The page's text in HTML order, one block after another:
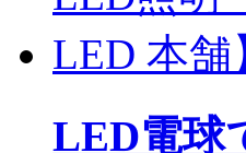
LED電球